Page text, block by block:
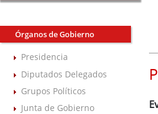
Órganos de Gobierno
Presidencia
Diputados Delegados
Grupos Políticos
Junta de Gobierno